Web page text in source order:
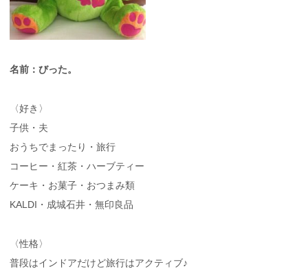
名前：びった。
〈好き〉
子供・夫
おうちでまったり・旅行
コーヒー・紅茶・ハーブティー
ケーキ・お菓子・おつまみ類
KALDI・成城石井・無印良品
〈性格〉
普段はインドアだけど旅行はアクティブ♪